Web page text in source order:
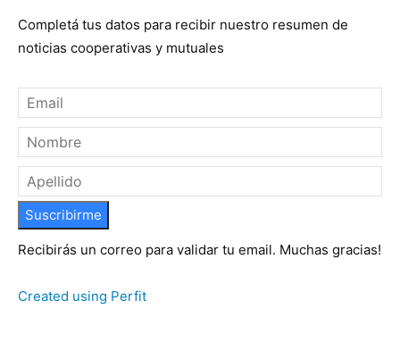
Completá tus datos para recibir nuestro resumen de
noticias cooperativas y mutuales
Suscribirme
Recibirás un correo para validar tu email. Muchas gracias!
Created using Perfit